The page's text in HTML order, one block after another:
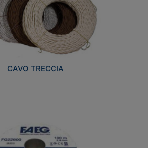
CAVO TRECCIA